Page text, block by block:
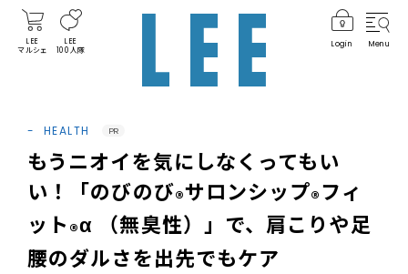
LEE
マルシェ
LEE
100人隊
Login Menu
HEALTH PR
もうニオイを気にしなくってもい
い！「のびのび®サロンシップ®フィ
ット ®α （無臭性）」で、肩こりや足
腰のダルさを出先でもケア